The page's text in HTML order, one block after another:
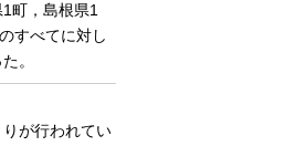
町，島根県1
すべてに対し
。
が行われてい